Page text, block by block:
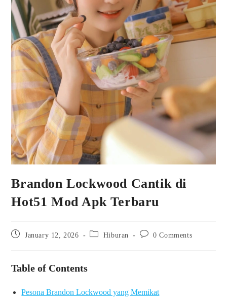
Brandon Lockwood Cantik di
Hot51 Mod Apk Terbaru
Post January 12, 2026
Post Hiburan
Post 0 Comments
Table of Contents
Pesona Brandon Lockwood yang Memikat